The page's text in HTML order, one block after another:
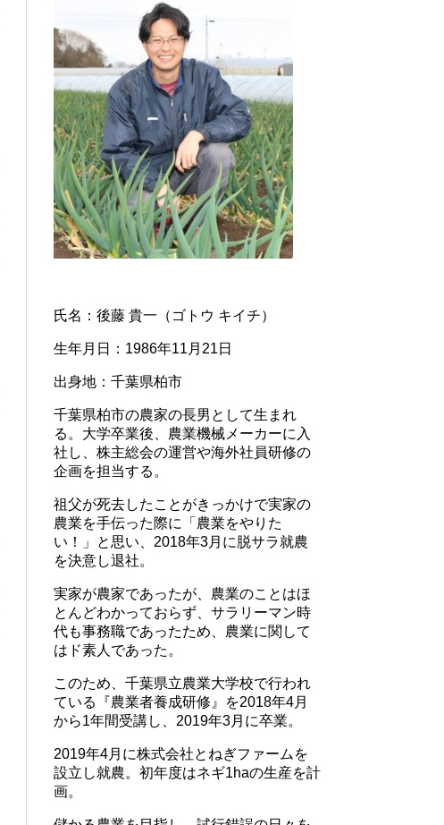
氏名：後藤 貴一（ゴトウ キイチ）
生年月日：1986年11月21日
出身地：千葉県柏市
千葉県柏市の農家の長男として生まれ
る。大学卒業後、農業機械メーカーに入
社し、株主総会の運営や海外社員研修の
企画を担当する。
祖父が死去したことがきっかけで実家の
農業を手伝った際に「農業をやりた
い！」と思い、2018年3月に脱サラ就農
を決意し退社。
実家が農家であったが、農業のことはほ
とんどわかっておらず、サラリーマン時
代も事務職であったため、農業に関して
はド素人であった。
このため、千葉県立農業大学校で行われ
ている『農業者養成研修』を2018年4月
から1年間受講し、2019年3月に卒業。
2019年4月に株式会社とねぎファームを
設立し就農。初年度はネギ1haの生産を計
画。